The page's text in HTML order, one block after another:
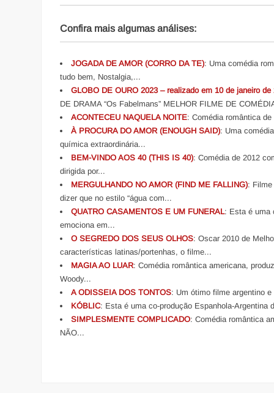
Confira mais algumas análises:
JOGADA DE AMOR (CORRO DA TE): Uma comédia
tudo bem, Nostalgia,...
GLOBO DE OURO 2023 – realizado em 10 de janeiro
DE DRAMA “Os Fabelmans” MELHOR FILME DE
ACONTECEU NAQUELA NOITE: Comédia romântica
À PROCURA DO AMOR (ENOUGH SAID): Uma
química extraordinária...
BEM-VINDO AOS 40 (THIS IS 40): Comédia de 2012
dirigida por...
MERGULHANDO NO AMOR (FIND ME FALLING):
dizer que no estilo “água com...
QUATRO CASAMENTOS E UM FUNERAL: Esta é uma
emociona em...
O SEGREDO DOS SEUS OLHOS: Oscar 2010 de
características latinas/portenhas, o filme...
MAGIA AO LUAR: Comédia romântica americana,
Woody...
A ODISSEIA DOS TONTOS: Um ótimo filme argentino
KÓBLIC: Esta é uma co-produção Espanhola-Argentina
SIMPLESMENTE COMPLICADO: Comédia romântica
NÃO...